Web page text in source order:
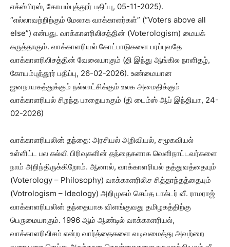
எக்ஸ்பிரஸ், கோயம்புத்தூர் பதிப்பு, 05-11-2025).
“எல்லாவற்றிற்கும் மேலாக வாக்காளர்கள்” (“Voters above all
else”) என்பது. வாக்காளரிலிசத்தின் (Voterologism) மையக்
கருத்தாகும். வாக்காளரியல் கோட்பாடுகளை பரப்புவதே
வாக்காளரிலிசத்தின் வேலையாகும் (தி இந்து ஆங்கில நாளிதழ்,
கோயம்புத்தூர் பதிப்பு, 26-02-2026). உண்மையான
ஜனநாயகத்துக்கும் நல்லாட்சிக்கும் உலக அமைதிக்கும்
வாக்காளரியல் சிறந்த பாதையாகும் (தி டைம்ஸ் ஆப் இந்தியா, 24-
02-2026)
வாக்காளரியலின் தந்தை: அரசியல் அறிவியல், சமூகவியல்
உள்ளிட்ட பல கல்வி பிரிவுகளின் தந்தைகளாக வெளிநாட்டவர்களை
நாம் அறிந்திருக்கிறோம். ஆனால், வாக்காளரியல் தத்துவத்தையும்
(Voterology – Philosophy) வாக்காளரிலிச சித்தாந்தத்தையும்
(Votrologism – Ideology) அறிமுகம் செய்த டாக்டர் வீ. ராமராஜ்
வாக்காளரியலின் தந்தையாக விளங்குவது தமிழகத்திற்கு
பெருமையாகும். 1996 ஆம் ஆண்டில் வாக்காளரியல்,
வாக்காளரிலிசம் என்ற வார்த்தைகளை வடிவமைத்து அவற்றை